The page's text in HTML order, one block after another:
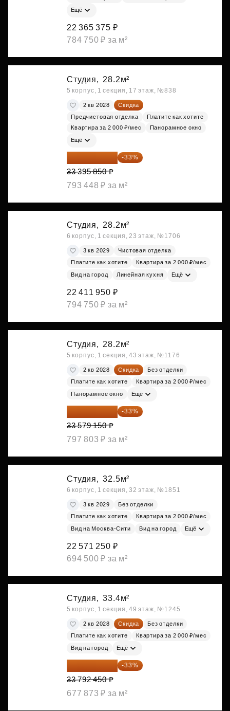
Ещё
22 365 375 ₽
784 750 ₽ за м²
Студия, 28.2м²
5 корпус, 1 секция, 17 этаж, №838
2 кв 2028
Скидка
Предчистовая отделка
Платите как хотите
Квартира за 2 000 ₽/мес
Панорамное окно
Ещё
22 375 220 ₽ -33%
33 395 850 ₽
793 448 ₽ за м²
Студия, 28.2м²
6 корпус, 1 секция, 23 этаж, №1706
3 кв 2029
Чистовая отделка
Платите как хотите
Квартира за 2 000 ₽/мес
Вид на город Линейная кухня Ещё
22 411 950 ₽
794 750 ₽ за м²
Студия, 28.2м²
5 корпус, 1 секция, 43 этаж, №1176
2 кв 2028 Скидка
Без отделки
Платите как хотите
Квартира за 2 000 ₽/мес
Панорамное окно Ещё
22 498 031 ₽ -33%
33 579 150 ₽
797 803 ₽ за м²
Студия, 32.5м²
6 корпус, 1 секция, 32 этаж, №1851
3 кв 2029
Без отделки
Платите как хотите
Квартира за 2 000 ₽/мес
Вид на Москва-Сити Вид на город Ещё
22 571 250 ₽
694 500 ₽ за м²
Студия, 33.4м²
5 корпус, 1 секция, 49 этаж, №1245
2 кв 2028 Скидка
Без отделки
Платите как хотите
Квартира за 2 000 ₽/мес
Вид на город Ещё
22 640 942 ₽ -33%
33 792 450 ₽
677 873 ₽ за м²